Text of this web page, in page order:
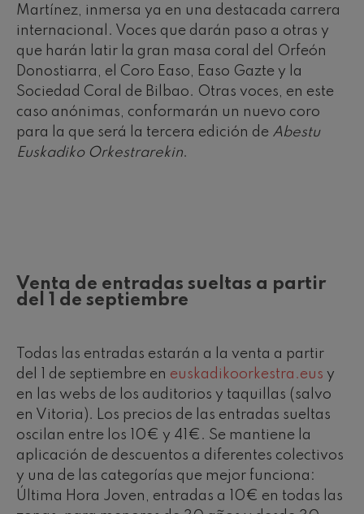
Martínez, inmersa ya en una destacada carrera
internacional. Voces que darán paso a otras y
que harán latir la gran masa coral del Orfeón
Donostiarra, el Coro Easo, Easo Gazte y la
Sociedad Coral de Bilbao. Otras voces, en este
caso anónimas, conformarán un nuevo coro
para la que será la tercera edición de Abestu
Euskadiko Orkestrarekin.
Venta de entradas sueltas a partir
del 1 de septiembre
Todas las entradas estarán a la venta a partir
del 1 de septiembre en euskadikoorkestra.eus y
en las webs de los auditorios y taquillas (salvo
en Vitoria). Los precios de las entradas sueltas
oscilan entre los 10€ y 41€. Se mantiene la
aplicación de descuentos a diferentes colectivos
y una de las categorías que mejor funciona:
Última Hora Joven, entradas a 10€ en todas las